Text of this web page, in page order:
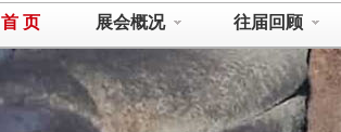
首 页 展会概况 往届回顾